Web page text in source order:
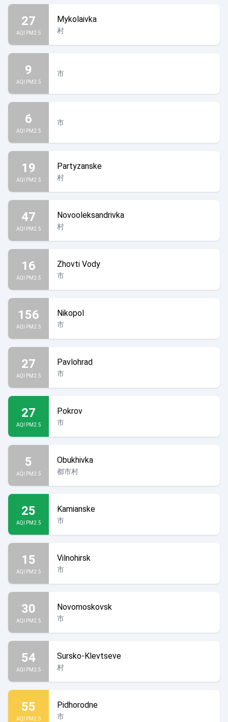
27
AQI PM2.5
Mykolaivka
村
9
AQI PM2.5
市
6
AQI PM2.5
市
19
AQI PM2.5
Partyzanske
村
47
AQI PM2.5
Novooleksandrivka
村
16
AQI PM2.5
Zhovti Vody
市
156
AQI PM2.5
Nikopol
市
27
AQI PM2.5
Pavlohrad
市
27
AQI PM2.5
Pokrov
市
5
AQI PM2.5
Obukhivka
都市村
25
AQI PM2.5
Kamianske
市
15
AQI PM2.5
Vilnohirsk
市
30
AQI PM2.5
Novomoskovsk
市
54
AQI PM2.5
Sursko-Klevtseve
村
55
AQI PM2.5
Pidhorodne
市